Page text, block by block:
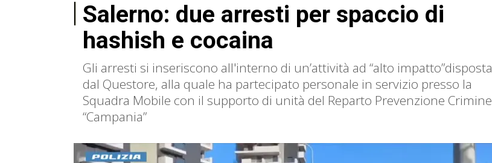
Salerno: due arresti per spaccio di
hashish e cocaina
Gli arresti si inseriscono all'interno di un’attività ad “alto impatto”disposta
dal Questore, alla quale ha partecipato personale in servizio presso la
Squadra Mobile con il supporto di unità del Reparto Prevenzione Crimine
“Campania”